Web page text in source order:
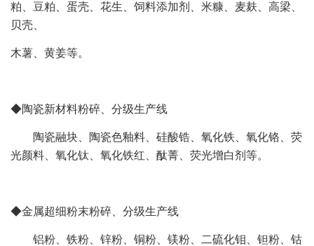
粕、豆粕、蛋壳、花生、饲料添加剂、米糠、麦麸、高梁、
贝壳、
木薯、黄姜等。
◆陶瓷新材料粉碎、分级生产线
陶瓷融块、陶瓷色釉料、硅酸锆、氧化铁、氧化铬、荧
光颜料、氧化钛、氧化铁红、酞菁、荧光增白剂等。
◆金属超细粉末粉碎、分级生产线
铝粉、铁粉、锌粉、铜粉、镁粉、二硫化钼、钽粉、钴